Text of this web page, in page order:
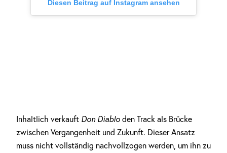
Diesen Beitrag auf Instagram ansehen
Inhaltlich verkauft Don Diablo den Track als Brücke
zwischen Vergangenheit und Zukunft. Dieser Ansatz
muss nicht vollständig nachvollzogen werden, um ihn zu